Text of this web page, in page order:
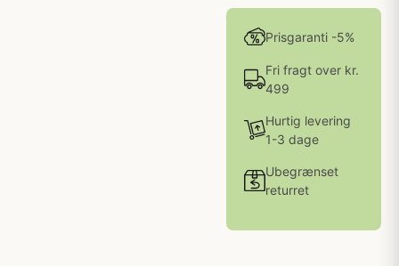
Prisgaranti -5%
Fri fragt over kr.
499
Hurtig levering
1-3 dage
Ubegrænset
returret